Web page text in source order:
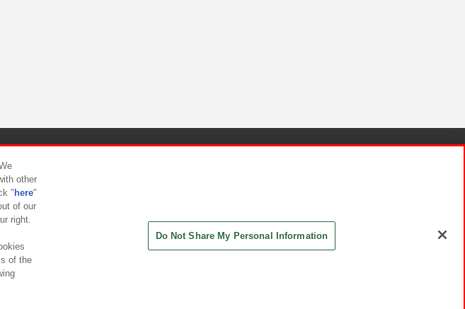
応方針
other
" here"
of our
right.
of the
Do Not Share My Personal Information